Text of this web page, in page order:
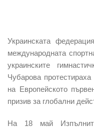
Украинската
международната
украинските
Чубарова
на Европейското
призив за глобални
На 18 май